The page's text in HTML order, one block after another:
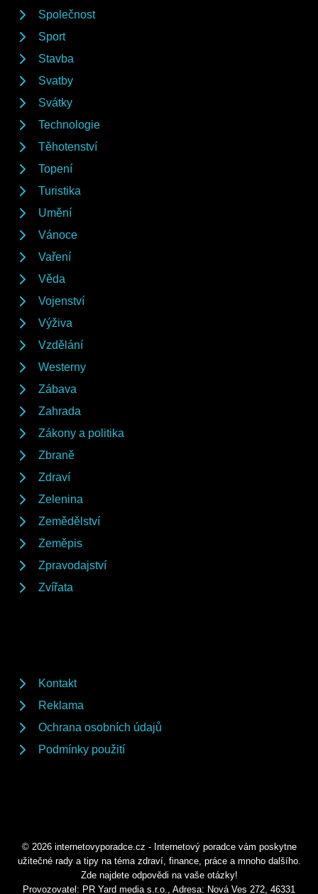
Společnost
Sport
Stavba
Svatby
Svátky
Technologie
Těhotenství
Topení
Turistika
Umění
Vánoce
Vaření
Věda
Vojenství
Výživa
Vzdělání
Westerny
Zábava
Zahrada
Zákony a politika
Zbraně
Zdraví
Zelenina
Zemědělství
Zeměpis
Zpravodajství
Zvířata
Kontakt
Reklama
Ochrana osobních údajů
Podmínky použití
© 2026 internetovyporadce.cz - Internetový poradce vám poskytne
užitečné rady a tipy na téma zdraví, finance, práce a mnoho dalšího.
Zde najdete odpovědi na vaše otázky!
Provozovatel: PR Yard media s.r.o., Adresa: Nová Ves 272, 46331